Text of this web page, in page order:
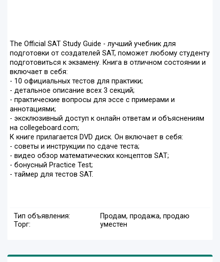
The Official SAT Study Guide - лучший учебник для
подготовки от создателей SAT, поможет любому студенту
подготовиться к экзамену. Книга в отличном состоянии и
включает в себя:
- 10 официальных тестов для практики;
- детальное описание всех 3 секций;
- практические вопросы для эссе с примерами и
аннотациями;
- эксклюзивный доступ к онлайн ответам и объяснениям
на collegeboard.com;
К книге прилагается DVD диск. Он включает в себя:
- советы и инструкции по сдаче теста;
- видео обзор математических концептов SAT;
- бонусный Practice Test;
- таймер для тестов SAT.
Тип объявления:
Продам, продажа, продаю
Торг:
уместен